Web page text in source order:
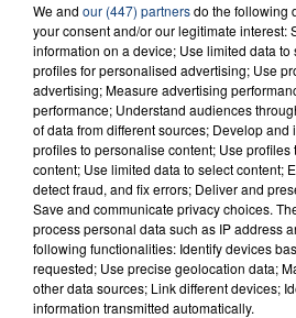
FIL D'ACTU
We and our (447) partnersdo the following
your consent and/or our legitimate interest:
information on a device; Use limited data
profiles for personalised advertising; Use
advertising; Measure advertising
performance; Understand audiences
of data from different sources; Develop
profiles to personalise content; Use profiles
content; Use limited data to select content;
detect fraud, and fix errors; Deliver and
Save and communicate privacy choices.
process personal data such as IP address
following functionalities: Identify devices
requested; Use precise geolocation data;
other data sources; Link different devices;
information transmitted automatically.